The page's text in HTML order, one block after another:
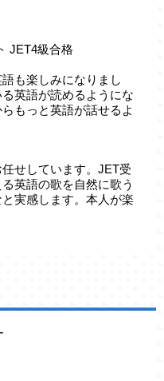
JET4級合格
も楽しみになりまし
英語が読めるようにな
もっと英語が話せるよ
せしています。JET受
英語の歌を自然に歌う
実感します。本人が楽